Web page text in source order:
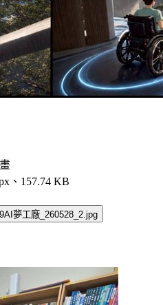
、157.74 KB
夢工廠_260528_2.jpg